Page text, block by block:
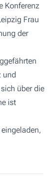
Konferenz
Frau
der
und
über die
ist